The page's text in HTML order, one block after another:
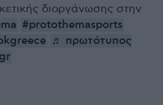
διοργάνωσης στην
#protothemasports
♬ πρωτότυπος